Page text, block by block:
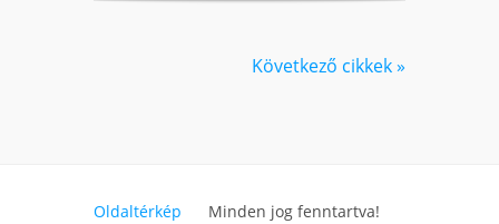
Következő cikkek »
Oldaltérkép Minden jog fenntartva!